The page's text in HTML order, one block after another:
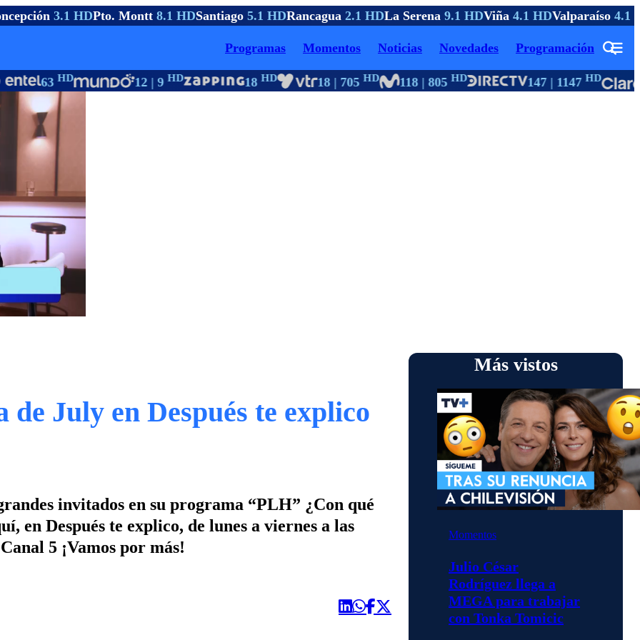
3.1 HDPto. Montt8.1 HDSantiago5.1 HDRancagua2.1 HDLa Serena9.1 HDViña4.1 HDValparaíso4.1
Programas Momentos Noticias Novedades Programación
63HD 12 | 9HD 18HD 18 | 705HD 118 | 805HD 147 | 1147HD
de July en Después te explico
invitados en su programa “PLH” ¿Con qué
en Después te explico, de lunes a viernes a las
5 ¡Vamos por más!
Más vistos
Momentos
Julio César
Rodríguez llega a
MEGA para trabajar
con Tonka Tomicic